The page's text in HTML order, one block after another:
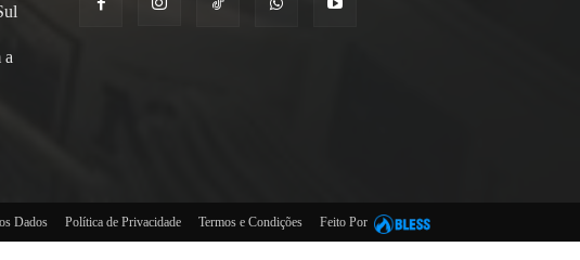
a
Dados Política de Privacidade Termos e Condições Feito Por